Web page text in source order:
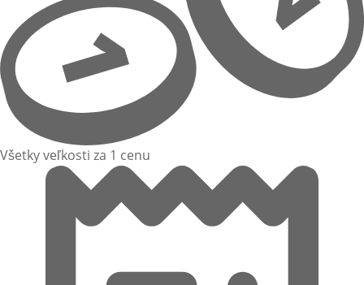
Všetky veľkosti za 1 cenu